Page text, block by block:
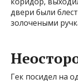
двери были
золочеными
Гек посидел на